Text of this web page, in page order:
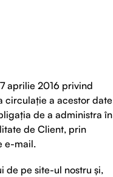
aprilie 2016 privind
circulație a acestor date
de a administra în
de Client, prin
e-mail.
de pe site-ul nostru și,